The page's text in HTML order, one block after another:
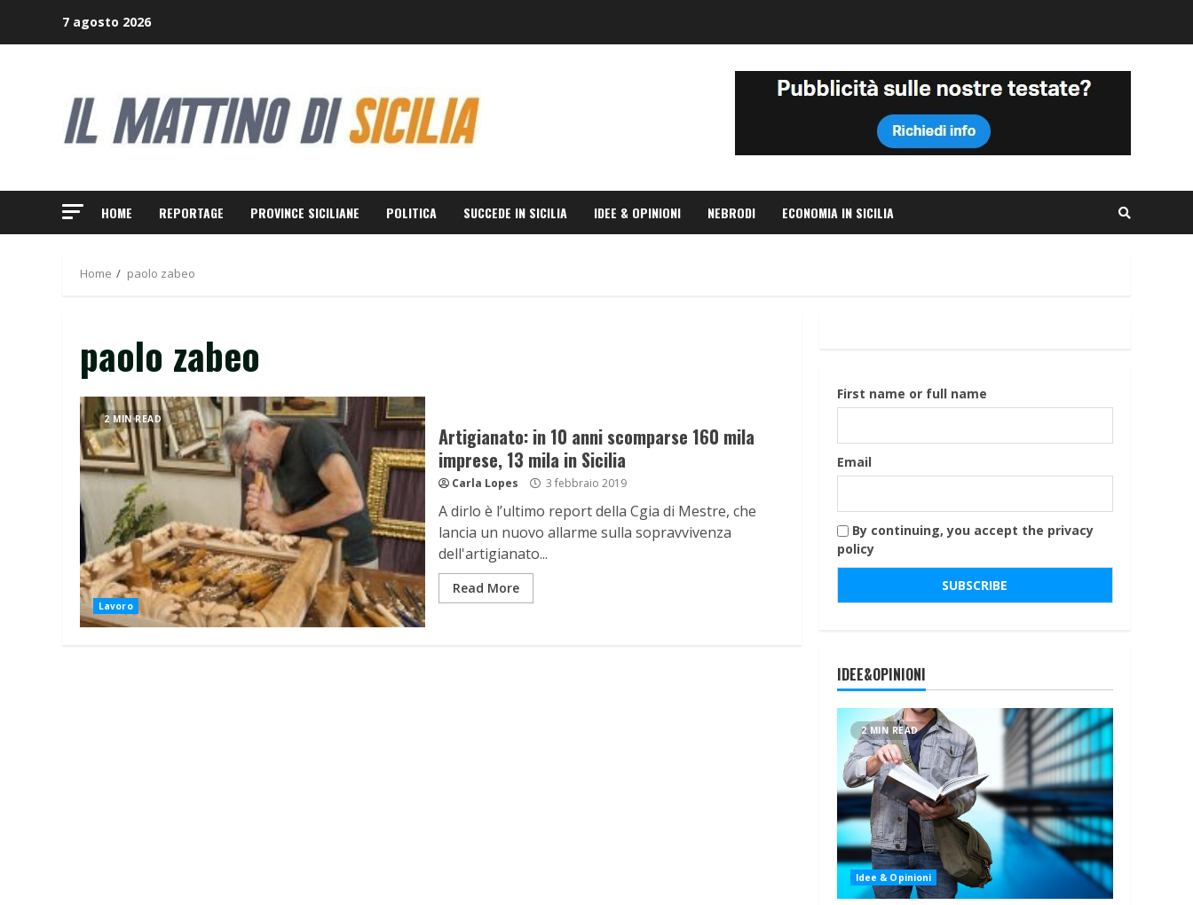
7 agosto 2026
HOME REPORTAGE PROVINCE SICILIANE POLITICA SUCCEDE IN SICILIA IDEE & OPINIONI NEBRODI ECONOMIA IN SICILIA
Home paolo zabeo
paolo zabeo
2 MIN READ
Lavoro
Artigianato: in 10 anni scomparse 160 mila
imprese, 13 mila in Sicilia
Carla Lopes 3 febbraio 2019
A dirlo è l’ultimo report della Cgia di Mestre, che
lancia un nuovo allarme sulla sopravvivenza
dell'artigianato...
Read More
First name or full name
Email
By continuing, you accept the privacy
policy
IDEE&OPINIONI
2 MIN READ
Idee & Opinioni